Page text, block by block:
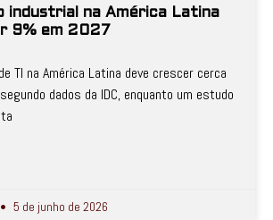
industrial na América Latina
9% em 2027
TI na América Latina deve crescer cerca
dados da IDC, enquanto um estudo
5 de junho de 2026